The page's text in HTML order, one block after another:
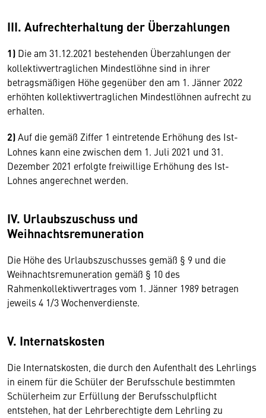
III. Aufrechterhaltung der Überzahlungen
1) Die am 31.12.2021 bestehenden Überzahlungen der
kollektivvertraglichen Mindestlöhne sind in ihrer
betragsmäßigen Höhe gegenüber den am 1. Jänner 2022
erhöhten kollektivvertraglichen Mindestlöhnen aufrecht zu
erhalten.
2)Auf die gemäß Ziffer 1 eintretende Erhöhung des Ist-
Lohnes kann eine zwischen dem 1. Juli 2021 und 31.
Dezember 2021 erfolgte freiwillige Erhöhung des Ist-
Lohnes angerechnet werden.
IV. Urlaubszuschuss und
Weihnachtsremuneration
Die Höhe des Urlaubszuschusses gemäß § 9 und die
Weihnachtsremuneration gemäß § 10 des
Rahmenkollektivvertrages vom 1. Jänner 1989 betragen
jeweils 4 1/3 Wochenverdienste.
V. Internatskosten
Die Internatskosten, die durch den Aufenthalt des Lehrlings
in einem für die Schüler der Berufsschule bestimmten
Schülerheim zur Erfüllung der Berufsschulpflicht
entstehen, hat der Lehrberechtigte dem Lehrling zu